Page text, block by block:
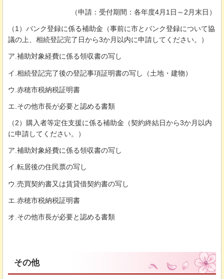
（申請：受付期間：各年度4月1日～2月末日）
（1）バンク登録に係る補助金（事前に市とバンク登録について協
議の上、相続登記完了日から3か月以内に申請してください。）
ア.補助対象経費に係る領収書の写し
イ.相続登記完了後の登記事項証明書の写し（土地・建物）
ウ.赤穂市税納税証明書
エ.その他市長が必要と認める書類
（2）購入者等定住支援に係る補助金（契約終結日から3か月以内
に申請してください。）
ア.補助対象経費に係る領収書の写し
イ.転居後の住民票の写し
ウ.売買契約書又は賃貸借契約書の写し
エ.赤穂市税納税証明書
オ.その他市長が必要と認める書類
その他